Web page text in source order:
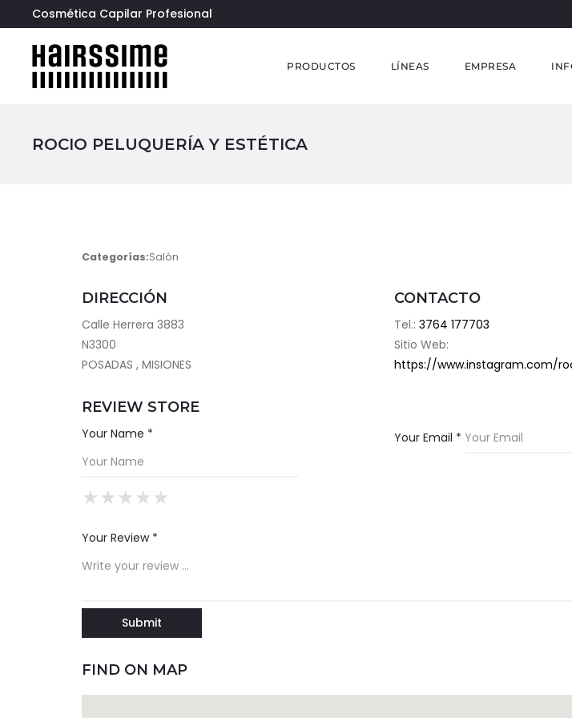
Cosmética Capilar Profesional
PRODUCTOS LÍNEAS EMPRESA
ROCIO PELUQUERÍA Y ESTÉTICA
Categorías:Salón
DIRECCIÓN
Calle Herrera 3883
N3300
POSADAS , MISIONES
CONTACTO
Tel.: 3764 177703
Sitio Web:
https://www.instagram.com/
REVIEW STORE
Your Name * Your Email *
★
★★
★★★
★★★★
★★★★★
Your Review *
FIND ON MAP